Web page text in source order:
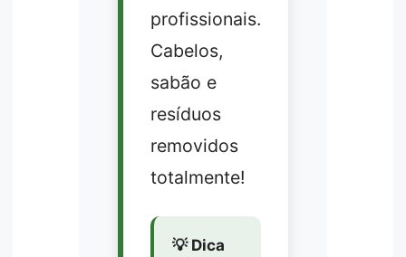
profissionais.
Cabelos,
sabão e
resíduos
removidos
totalmente!
💡 Dica